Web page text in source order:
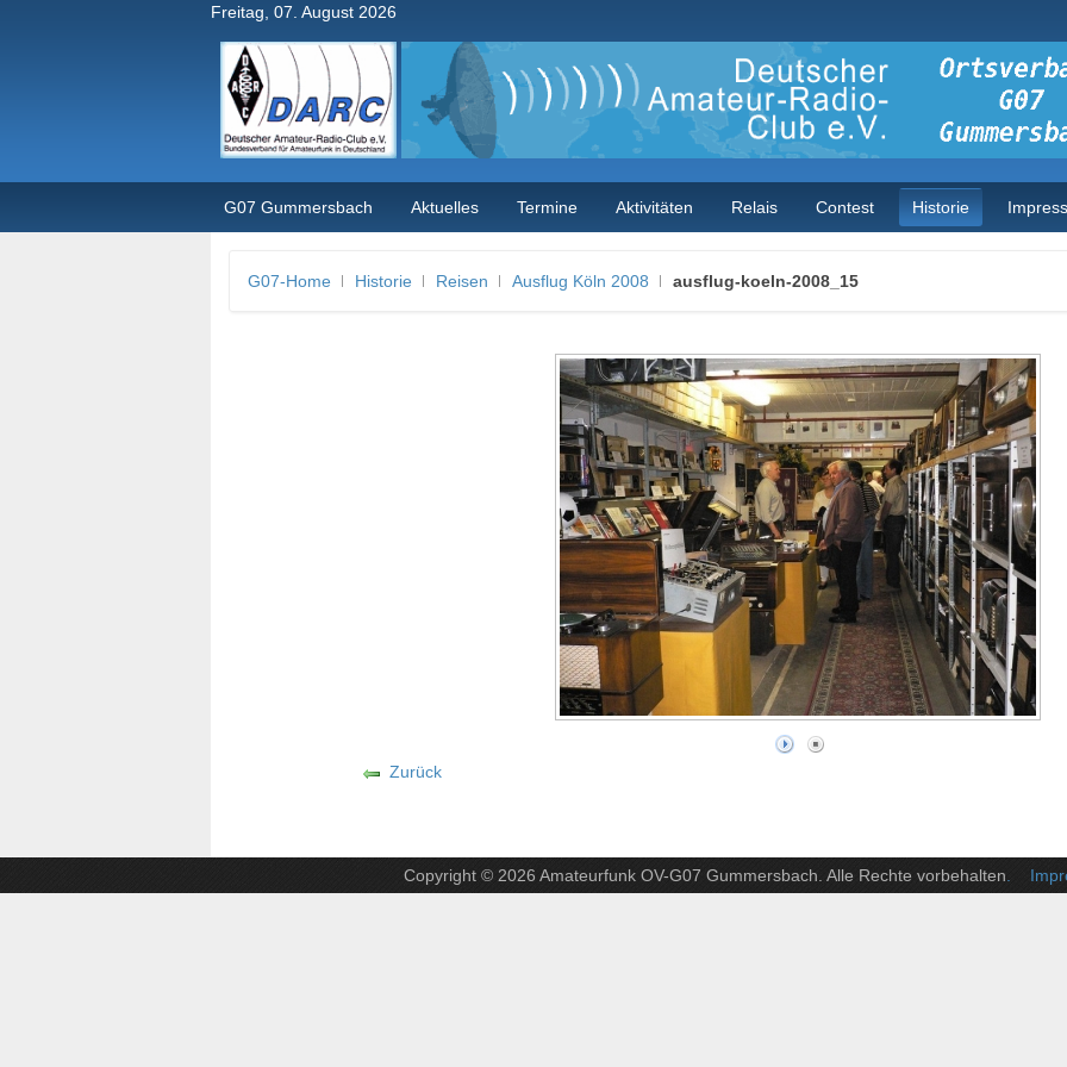
Freitag, 07. August 2026
G07 Gummersbach Aktuelles Termine Aktivitäten Relais Contest Historie
G07-Home Historie Reisen Ausflug Köln 2008 ausflug-koeln-2008_15
Zurück
Copyright © 2026 Amateurfunk OV-G07 Gummersbach. Alle Rechte vorbehalten .